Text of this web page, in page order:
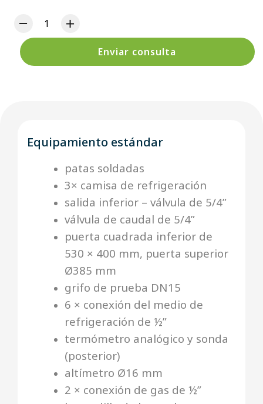
Enviar consulta
Equipamiento estándar
patas soldadas
3× camisa de refrigeración
salida inferior – válvula de 5/4”
válvula de caudal de 5/4”
puerta cuadrada inferior de
530 × 400 mm, puerta superior
Ø385 mm
grifo de prueba DN15
6 × conexión del medio de
refrigeración de ½”
termómetro analógico y sonda
(posterior)
altímetro Ø16 mm
2 × conexión de gas de ½”